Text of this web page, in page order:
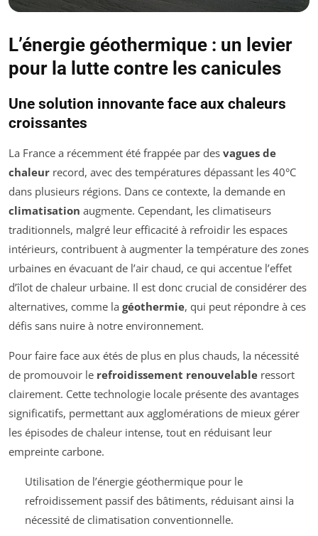
L’énergie géothermique : un levier
pour la lutte contre les canicules
Une solution innovante face aux chaleurs
croissantes
La France a récemment été frappée par des vagues de
chaleur record, avec des températures dépassant les 40°C
dans plusieurs régions. Dans ce contexte, la demande en
climatisation augmente. Cependant, les climatiseurs
traditionnels, malgré leur efficacité à refroidir les espaces
intérieurs, contribuent à augmenter la température des zones
urbaines en évacuant de l’air chaud, ce qui accentue l’effet
d’îlot de chaleur urbaine. Il est donc crucial de considérer des
alternatives, comme la géothermie, qui peut répondre à ces
défis sans nuire à notre environnement.
Pour faire face aux étés de plus en plus chauds, la nécessité
de promouvoir le refroidissement renouvelable ressort
clairement. Cette technologie locale présente des avantages
significatifs, permettant aux agglomérations de mieux gérer
les épisodes de chaleur intense, tout en réduisant leur
empreinte carbone.
Utilisation de l’énergie géothermique pour le
refroidissement passif des bâtiments, réduisant ainsi la
nécessité de climatisation conventionnelle.